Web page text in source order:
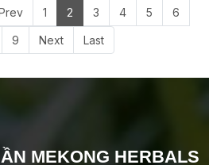
1 2 3 4 5 6
9 Next Last
MEKONG HERBALS